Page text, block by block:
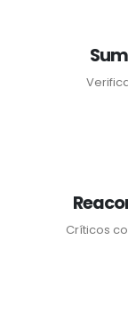
Críticos